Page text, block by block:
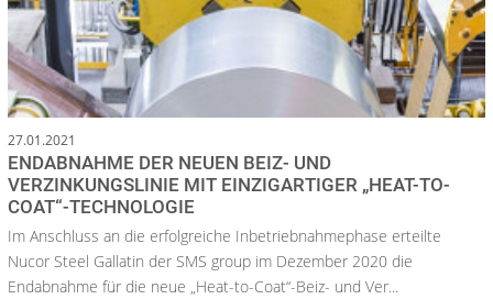
27.01.2021
ENDABNAHME DER NEUEN BEIZ- UND
VERZINKUNGSLINIE MIT EINZIGARTIGER „HEAT-TO-
COAT“-TECHNOLOGIE
Im Anschluss an die erfolgreiche Inbetriebnahmephase erteilte
Nucor Steel Gallatin der SMS group im Dezember 2020 die
Endabnahme für die neue „Heat-to-Coat“-Beiz- und Ver...